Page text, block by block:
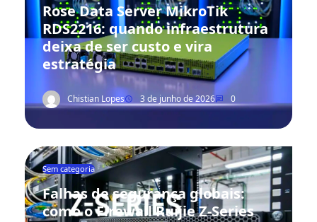
Rose Data Server MikroTik
RDS2216: quando infraestrutura
deixa de ser custo e vira
estratégia
Chistian Lopes 3 de junho de 2026 0
Sem categoria
Falhas de segurança globais:
como o Firewall Ruijie Z-Series